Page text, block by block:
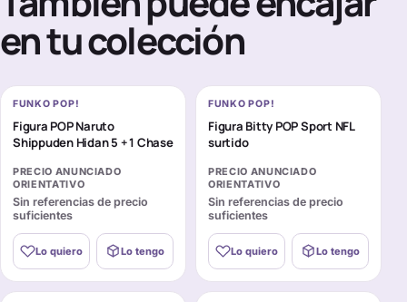
en tu colección
FUNKO POP!
Figura POP Naruto
Shippuden Hidan 5 + 1 Chase
PRECIO ANUNCIADO
ORIENTATIVO
Sin referencias de precio
suficientes
Lo quiero Lo tengo
FUNKO POP!
Figura Bitty POP Sport NFL
surtido
PRECIO ANUNCIADO
ORIENTATIVO
Sin referencias de precio
suficientes
Lo quiero Lo tengo